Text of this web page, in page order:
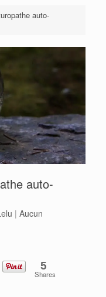
auto-
auto-
| Aucun
5
Shares